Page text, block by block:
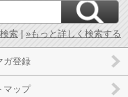
索 | »もっと詳しく検索する
ガ登録
マップ